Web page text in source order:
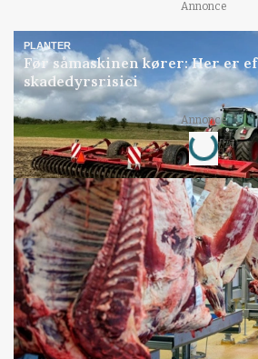
Annonce
PLANTER
Før såmaskinen kører: Her er
skadedyrsrisici
Annonce
Loading...